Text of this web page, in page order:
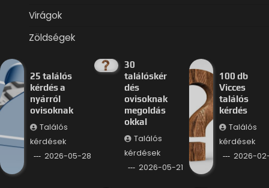
Virágok
Zöldségek
25 találós
kérdés a
nyárról
ovisoknak
Találós
kérdések
2026-05-28
30
találóskér
dés
ovisoknak
megoldás
okkal
Találós
kérdések
2026-05-21
100 db
Vicces
találós
kérdés
Találós
kérdések
2026-